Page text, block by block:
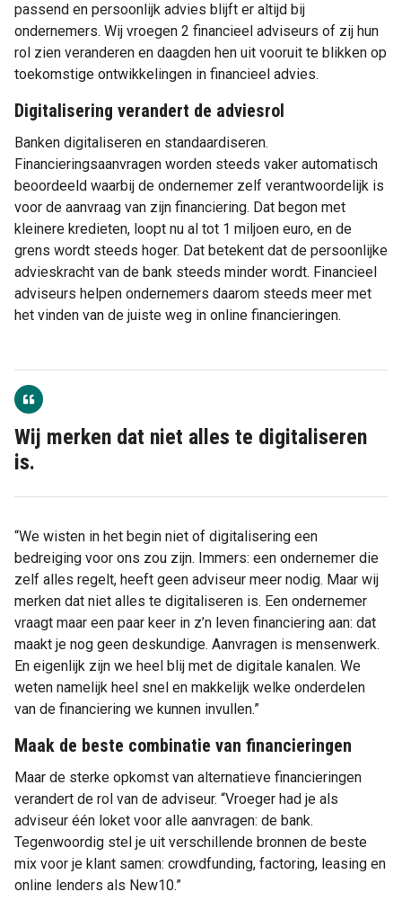
passend en persoonlijk advies blijft er altijd bij
ondernemers. Wij vroegen 2 financieel adviseurs of zij hun
rol zien veranderen en daagden hen uit vooruit te blikken op
toekomstige ontwikkelingen in financieel advies.
Digitalisering verandert de adviesrol
Banken digitaliseren en standaardiseren.
Financieringsaanvragen worden steeds vaker automatisch
beoordeeld waarbij de ondernemer zelf verantwoordelijk is
voor de aanvraag van zijn financiering. Dat begon met
kleinere kredieten, loopt nu al tot 1 miljoen euro, en de
grens wordt steeds hoger. Dat betekent dat de persoonlijke
advieskracht van de bank steeds minder wordt. Financieel
adviseurs helpen ondernemers daarom steeds meer met
het vinden van de juiste weg in online financieringen.
Wij merken dat niet alles te digitaliseren
is.
“We wisten in het begin niet of digitalisering een
bedreiging voor ons zou zijn. Immers: een ondernemer die
zelf alles regelt, heeft geen adviseur meer nodig. Maar wij
merken dat niet alles te digitaliseren is. Een ondernemer
vraagt maar een paar keer in z’n leven financiering aan: dat
maakt je nog geen deskundige. Aanvragen is mensenwerk.
En eigenlijk zijn we heel blij met de digitale kanalen. We
weten namelijk heel snel en makkelijk welke onderdelen
van de financiering we kunnen invullen.”
Maak de beste combinatie van financieringen
Maar de sterke opkomst van alternatieve financieringen
verandert de rol van de adviseur. “Vroeger had je als
adviseur één loket voor alle aanvragen: de bank.
Tegenwoordig stel je uit verschillende bronnen de beste
mix voor je klant samen: crowdfunding, factoring, leasing en
online lenders als New10.”